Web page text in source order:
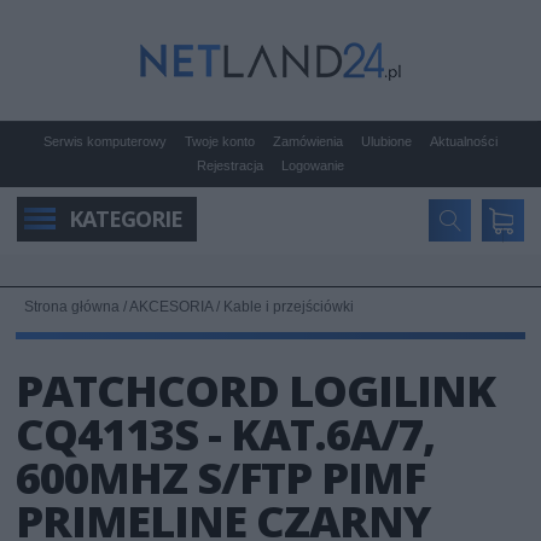
Serwis komputerowy Twoje konto Zamówienia Ulubione
Aktualności
Rejestracja
Logowanie
KATEGORIE
Strona główna /AKCESORIA/ Kable i przejściówki
PATCHCORD LOGILINK
CQ4113S - KAT.6A/7,
600MHZ S/FTP PIMF
PRIMELINE CZARNY